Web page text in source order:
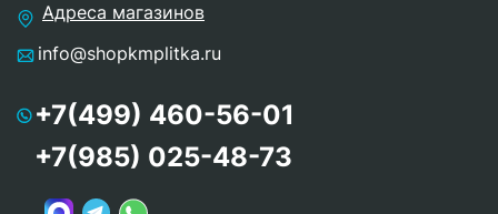
Адреса магазинов
info@shopkmplitka.ru
+7(499) 460-56-01
+7(985) 025-48-73